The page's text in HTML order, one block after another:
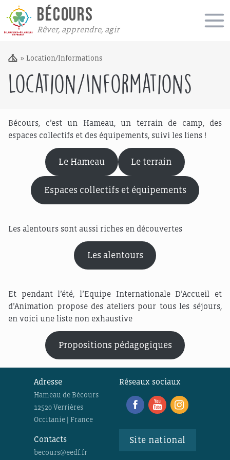
BÉCOURS
Rêver, apprendre, agir
» Location/Informations
Location/Informations
Bécours, c’est un Hameau, un terrain de camp, des
espaces collectifs et des équipements, suivi les liens !
Le Hameau Le terrain
Espaces collectifs et équipements
Les alentours sont aussi riches en découvertes
Les alentours
Et pendant l’été, l’Equipe Internationale D’Accueil et
d’Animation propose des ateliers pour tous les séjours,
en voici une liste non exhaustive
Propositions pédagogiques
Adresse
Hameau de Bécours
12520 Verrières
Occitanie | France
Réseaux sociaux
Contacts
becours@eedf.fr
Site national